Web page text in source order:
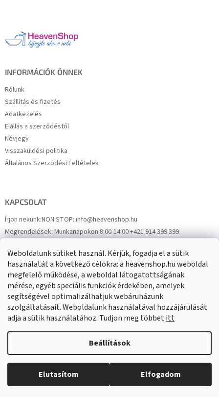
Weboldalunk sütiket használ. Kérjük, fogadja el a sütik
használatát a következő célokra: a heavenshop.hu weboldal
megfelelő működése, a weboldal látogatottságának
mérése, egyéb speciális funkciók érdekében, amelyek
segítségével optimalizálhatjuk webáruházunk
szolgáltatásait. Weboldalunk használatával hozzájárulását
adja a sütik használatához. Tudjon meg többetitt
Beállítások
Elutasítom Elfogadom
INFORMÁCIÓK ÖNNEK
Rólunk
Szállítás és fizetés
Adatkezelés
Elállás a szerződéstől
Névjegy
Visszaküldési politika
Általános Szerződési Feltételek
KAPCSOLAT
Írjon nekünk:NON STOP: info@heavenshop.hu
Megrendelések:Munkanapokon 8:00-14:00 +421 914 399 399
FacebookHeavenShop.sk
Eredményeink